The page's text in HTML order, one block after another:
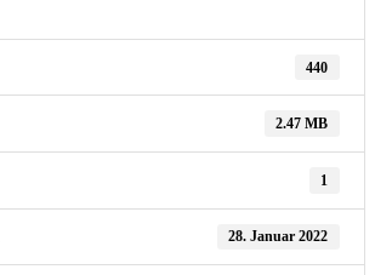
440
2.47 MB
1
28. Januar 2022